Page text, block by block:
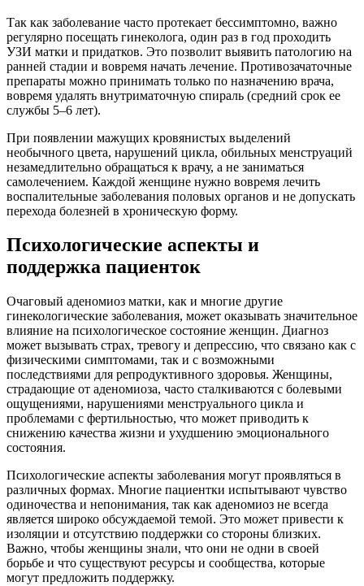
Так как заболевание часто протекает бессимптомно, важно
регулярно посещать гинеколога, один раз в год проходить
УЗИ матки и придатков. Это позволит выявить патологию на
ранней стадии и вовремя начать лечение. Противозачаточные
препараты можно принимать только по назначению врача,
вовремя удалять внутриматочную спираль (средний срок ее
службы 5–6 лет).
При появлении мажущих кровянистых выделений
необычного цвета, нарушений цикла, обильных менструаций
незамедлительно обращаться к врачу, а не заниматься
самолечением. Каждой женщине нужно вовремя лечить
воспалительные заболевания половых органов и не допускать
перехода болезней в хроническую форму.
Психологические аспекты и
поддержка пациенток
Очаговый аденомиоз матки, как и многие другие
гинекологические заболевания, может оказывать значительное
влияние на психологическое состояние женщин. Диагноз
может вызывать страх, тревогу и депрессию, что связано как с
физическими симптомами, так и с возможными
последствиями для репродуктивного здоровья. Женщины,
страдающие от аденомиоза, часто сталкиваются с болевыми
ощущениями, нарушениями менструального цикла и
проблемами с фертильностью, что может приводить к
снижению качества жизни и ухудшению эмоционального
состояния.
Психологические аспекты заболевания могут проявляться в
различных формах. Многие пациентки испытывают чувство
одиночества и непонимания, так как аденомиоз не всегда
является широко обсуждаемой темой. Это может привести к
изоляции и отсутствию поддержки со стороны близких.
Важно, чтобы женщины знали, что они не одни в своей
борьбе и что существуют ресурсы и сообщества, которые
могут предложить поддержку.